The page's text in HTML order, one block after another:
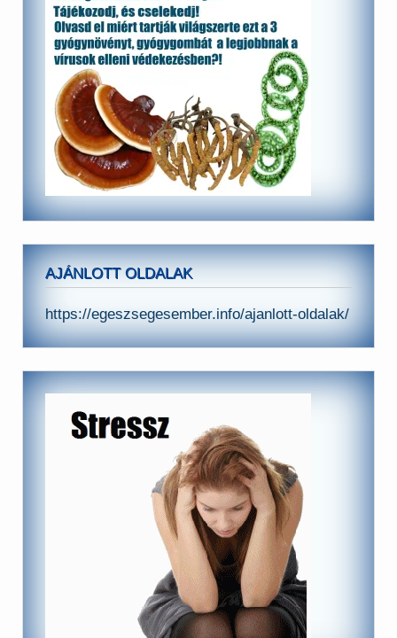
AJÁNLOTT OLDALAK
https://egeszsegesember.info/ajanlott-oldalak/